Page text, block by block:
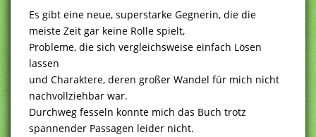
Es gibt eine neue, superstarke Gegnerin, die die
meiste Zeit gar keine Rolle spielt,
Probleme, die sich vergleichsweise einfach Lösen
lassen
und Charaktere, deren großer Wandel für mich nicht
nachvollziehbar war.
Durchweg fesseln konnte mich das Buch trotz
spannender Passagen leider nicht.